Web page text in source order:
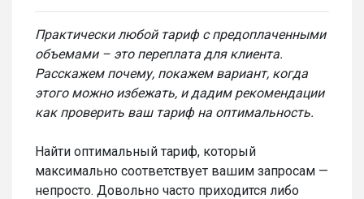
Практически любой тариф с предоплаченными
объемами – это переплата для клиента.
Расскажем почему, покажем вариант, когда
этого можно избежать, и дадим рекомендации
как проверить ваш тариф на оптимальность.
Найти оптимальный тариф, который
максимально соответствует вашим запросам —
непросто. Довольно часто приходится либо